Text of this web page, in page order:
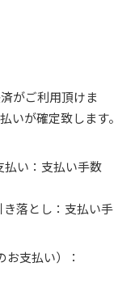
がご利用頂けま
いが確定致します。
払い：支払い手数
き落とし：支払い手
支払い）：